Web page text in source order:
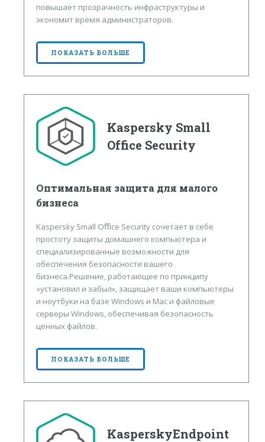
повышает прозрачность инфраструктуры и
экономит время администраторов.
ПОКАЗАТЬ БОЛЬШЕ
Kaspersky Small
Office Security
Оптимальная защита для малого
бизнеса
Kaspersky Small Oﬀice Security сочетает в себе
простоту защиты домашнего компьютера и
специализированные возможности для
обеспечения безопасности вашего
бизнеса.Решение, работающее по принципу
«установил и забыл», защищает ваши компьютеры
и ноутбуки на базе Windows и Mac и файловые
серверы Windows, обеспечивая безопасность
ценных файлов.
ПОКАЗАТЬ БОЛЬШЕ
KasperskyEndpoint